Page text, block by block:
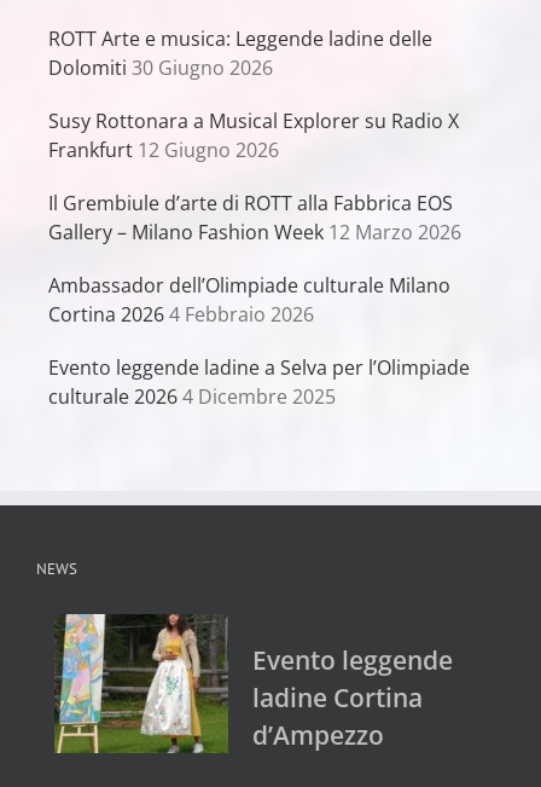
ROTT Arte e musica: Leggende ladine delle
Dolomiti 30 Giugno 2026
Susy Rottonara a Musical Explorer su Radio X
Frankfurt 12 Giugno 2026
Il Grembiule d’arte di ROTT alla Fabbrica EOS
Gallery – Milano Fashion Week 12 Marzo 2026
Ambassador dell’Olimpiade culturale Milano
Cortina 20264 Febbraio 2026
Evento leggende ladine a Selva per l’Olimpiade
culturale 20264 Dicembre 2025
NEWS
Evento leggende
ladine Cortina
d’Ampezzo